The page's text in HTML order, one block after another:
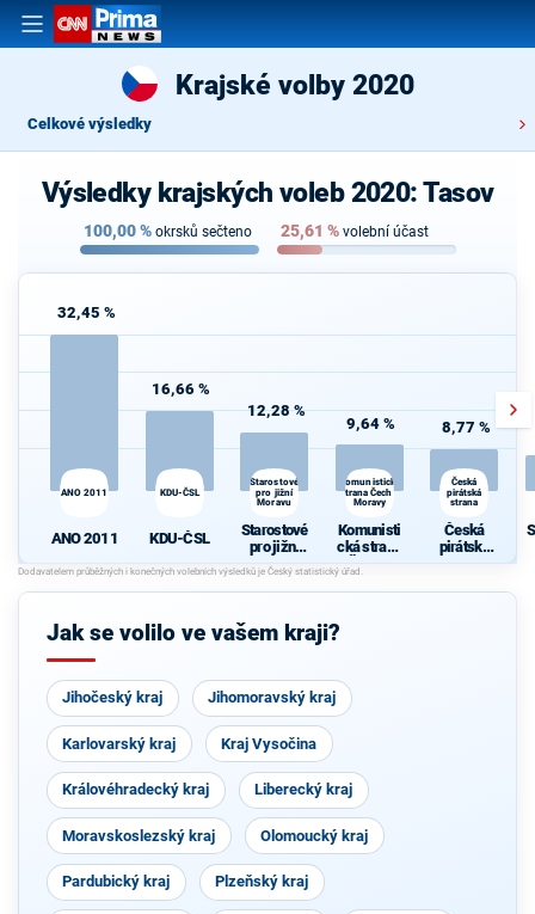
Krajské volby 2020
Celkové výsledky
Výsledky krajských voleb 2020: Tasov
100,00% okrsků sečteno 25,61 % volební účast
32,45 %
ANO 2011
ANO 2011
16,66 %
KDU-ČSL
KDU-ČSL
12,28 %
Starostové
pro jižní
Moravu
Starostové
pro jižní
Moravu
9,64 %
Komunistická
strana Čech a
Moravy
Komunisti
cká strana
Čech a
Moravy
8,77 %
Česká
pirátská
strana
Česká
pirátská
strana
Jak se volilo ve vašem kraji?
Jihočeský kraj Jihomoravský kraj
Karlovarský kraj Kraj Vysočina
Královéhradecký kraj Liberecký kraj
Moravskoslezský kraj Olomoucký kraj
Pardubický kraj Plzeňský kraj